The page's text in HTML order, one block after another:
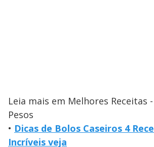
Leia mais em Melhores Receitas
Pesos
• Dicas de Bolos Caseiros 4
Incríveis veja